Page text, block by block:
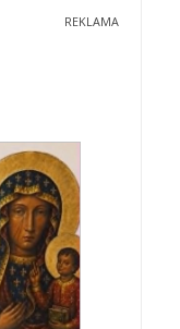
REKLAMA